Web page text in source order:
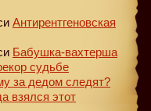
Антирентгеновская
Бабушка-вахтерша
судьбе
за дедом следят?
взялся этот